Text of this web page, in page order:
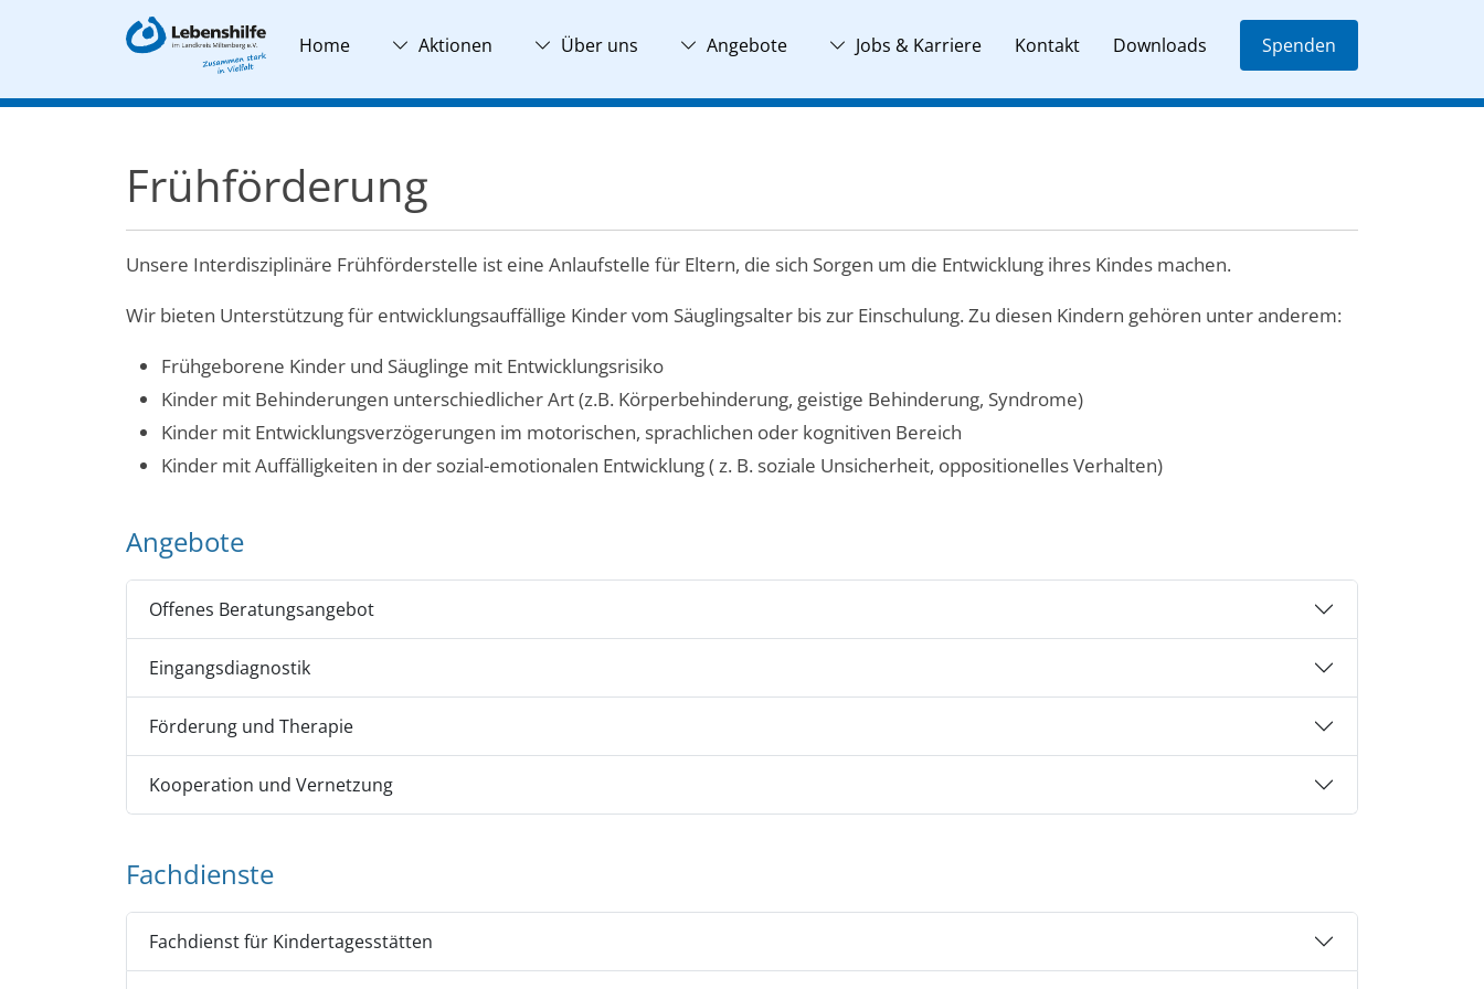
Home Aktionen Über uns Angebote Jobs & Karriere Kontakt Downloads Spenden
Frühförderung
Unsere Interdisziplinäre Frühförderstelle ist eine Anlaufstelle für Eltern, die sich Sorgen um die Entwicklung ihres Kindes machen.
Wir bieten Unterstützung für entwicklungsauffällige Kinder vom Säuglingsalter bis zur Einschulung. Zu diesen Kindern gehören unter anderem:
Frühgeborene Kinder und Säuglinge mit Entwicklungsrisiko
Kinder mit Behinderungen unterschiedlicher Art (z.B. Körperbehinderung, geistige Behinderung, Syndrome)
Kinder mit Entwicklungsverzögerungen im motorischen, sprachlichen oder kognitiven Bereich
Kinder mit Auffälligkeiten in der sozial-emotionalen Entwicklung ( z. B. soziale Unsicherheit, oppositionelles Verhalten)
Angebote
Offenes Beratungsangebot
Eingangsdiagnostik
Förderung und Therapie
Kooperation und Vernetzung
Fachdienste
Fachdienst für Kindertagesstätten